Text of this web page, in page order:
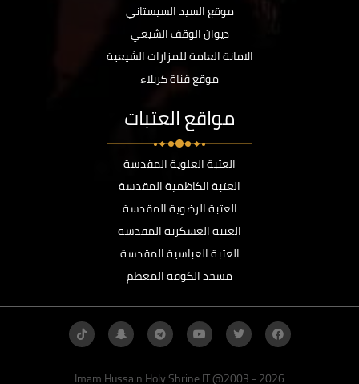
موقع السيد السيستاني
ديوان الوقف الشيعي
الامانة العامة للمزارات الشيعية
موقع قناة كربلاء
مواقع العتبات
العتبة العلوية المقدسة
العتبة الكاظمية المقدسة
العتبة الرضوية المقدسة
العتبة العسكرية المقدسة
العتبة العباسية المقدسة
مسجد الكوفة المعظم
Imam Hussain Holy Shrine IT @2003 - 2026